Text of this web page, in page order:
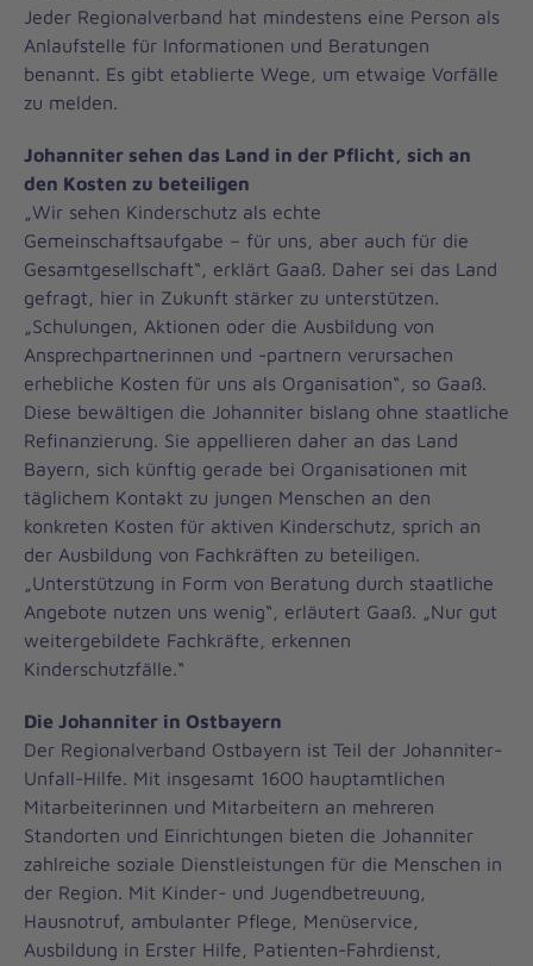
Jeder Regionalverband hat mindestens eine Person als
Anlaufstelle für Informationen und Beratungen
benannt. Es gibt etablierte Wege, um etwaige Vorfälle
zu melden.
Johanniter sehen das Land in der Pflicht, sich an
den Kosten zu beteiligen
„Wir sehen Kinderschutz als echte
Gemeinschaftsaufgabe – für uns, aber auch für die
Gesamtgesellschaft“, erklärt Gaaß. Daher sei das Land
gefragt, hier in Zukunft stärker zu unterstützen.
„Schulungen, Aktionen oder die Ausbildung von
Ansprechpartnerinnen und -partnern verursachen
erhebliche Kosten für uns als Organisation“, so Gaaß.
Diese bewältigen die Johanniter bislang ohne staatliche
Refinanzierung. Sie appellieren daher an das Land
Bayern, sich künftig gerade bei Organisationen mit
täglichem Kontakt zu jungen Menschen an den
konkreten Kosten für aktiven Kinderschutz, sprich an
der Ausbildung von Fachkräften zu beteiligen.
„Unterstützung in Form von Beratung durch staatliche
Angebote nutzen uns wenig“, erläutert Gaaß. „Nur gut
weitergebildete Fachkräfte, erkennen
Kinderschutzfälle.“
Die Johanniter in Ostbayern
Der Regionalverband Ostbayern ist Teil der Johanniter-
Unfall-Hilfe. Mit insgesamt 1600 hauptamtlichen
Mitarbeiterinnen und Mitarbeitern an mehreren
Standorten und Einrichtungen bieten die Johanniter
zahlreiche soziale Dienstleistungen für die Menschen in
der Region. Mit Kinder- und Jugendbetreuung,
Hausnotruf, ambulanter Pflege, Menüservice,
Ausbildung in Erster Hilfe, Patienten-Fahrdienst,